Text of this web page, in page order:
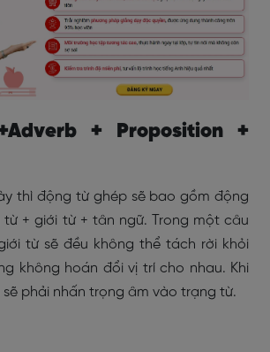
+ Proposition +
thì động từ ghép sẽ bao gồm động
+ giới từ + tân ngữ. Trong một câu
từ sẽ đều không thể tách rời khỏi
không hoán đổi vị trí cho nhau. Khi
phải nhấn trọng âm vào trạng từ.